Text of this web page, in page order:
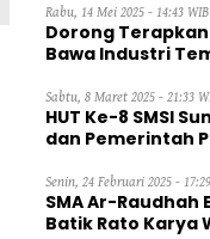
Rabu, 14 Mei 2025 - 14:43 WIB
Dorong Terapkan
Bawa Industri
Sabtu, 8 Maret 2025 - 21:33
HUT Ke-8 SMSI
dan Pemerintah
Senin, 24 Februari 2025 -
SMA Ar-
Batik Rato Karya